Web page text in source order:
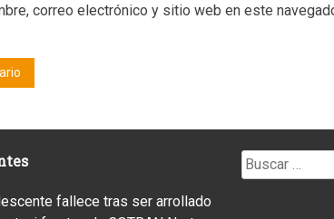
correo electrónico y sitio web en este
fallece tras ser arrollado
Buscar: